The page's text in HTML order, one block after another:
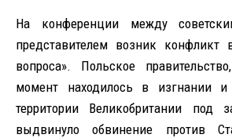
На конференции между
представителем возник конфликт
вопроса». Польское
момент находилось в изгнании и
территории Великобритании под
выдвинуло обвинение против